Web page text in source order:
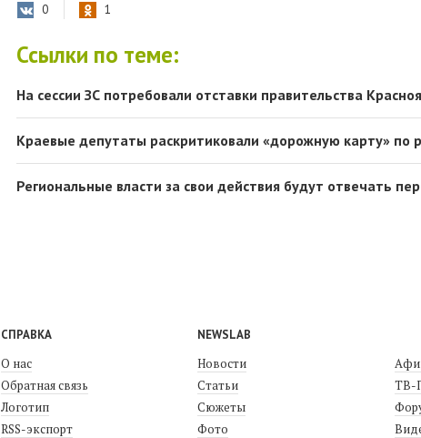
0 1
Ссылки по теме:
На сессии ЗС потребовали отставки правительства
Краевые депутаты раскритиковали «дорожную карту»
Региональные власти за свои действия будут отвечать
СПРАВКА
О нас
Обратная связь
Логотип
RSS-экспорт
NEWSLAB
Новости
Статьи
Сюжеты
Фото
ТВ-